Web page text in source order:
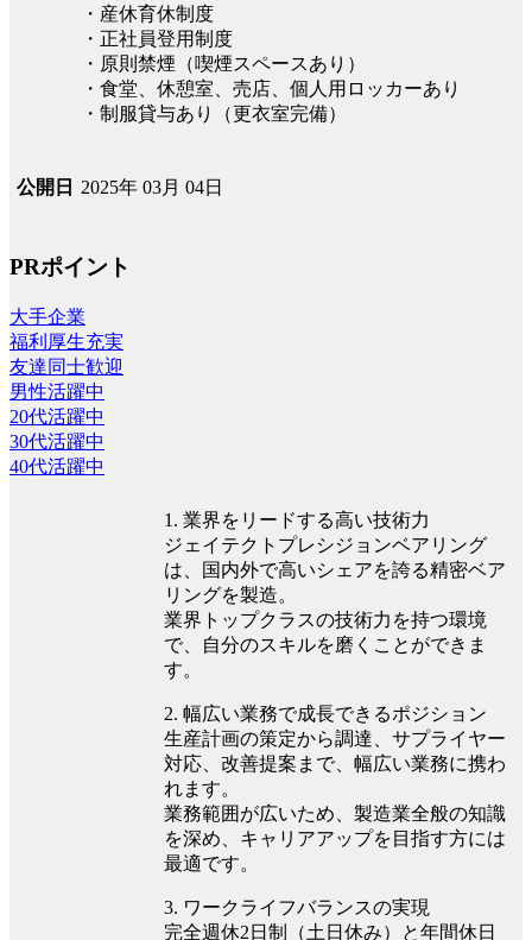
・産休育休制度
・正社員登用制度
・原則禁煙（喫煙スペースあり）
・食堂、休憩室、売店、個人用ロッカーあり
・制服貸与あり（更衣室完備）
公開日 2025年 03月 04日
PRポイント
大手企業
福利厚生充実
友達同士歓迎
男性活躍中
20代活躍中
30代活躍中
40代活躍中
1. 業界をリードする高い技術力
ジェイテクトプレシジョンベアリング
は、国内外で高いシェアを誇る精密ベア
リングを製造。
業界トップクラスの技術力を持つ環境
で、自分のスキルを磨くことができま
す。
2. 幅広い業務で成長できるポジション
生産計画の策定から調達、サプライヤー
対応、改善提案まで、幅広い業務に携わ
れます。
業務範囲が広いため、製造業全般の知識
を深め、キャリアアップを目指す方には
最適です。
3. ワークライフバランスの実現
完全週休2日制（土日休み）と年間休日